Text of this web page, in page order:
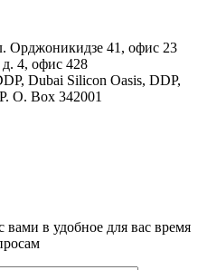
Орджоникидзе 41, офис 23
4, офис 428
Dubai Silicon Oasis, DDP,
O. Box 342001
в удобное для вас время